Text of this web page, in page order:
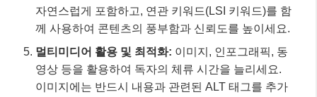
자연스럽게 포함하고, 연관 키워드(LSI 키워드)를 함
께 사용하여 콘텐츠의 풍부함과 신뢰도를 높이세요.
멀티미디어 활용 및 최적화: 이미지, 인포그래픽, 동
영상 등을 활용하여 독자의 체류 시간을 늘리세요.
이미지에는 반드시 내용과 관련된 ALT 태그를 추가